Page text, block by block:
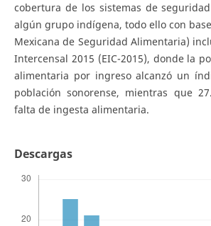
cobertura de los sistemas de
algún grupo indígena, todo ello con base
Mexicana de Seguridad Alimentaria)
Intercensal 2015 (EIC-2015), donde la
alimentaria por ingreso alcanzó un
población sonorense, mientras que
falta de ingesta alimentaria.
Descargas